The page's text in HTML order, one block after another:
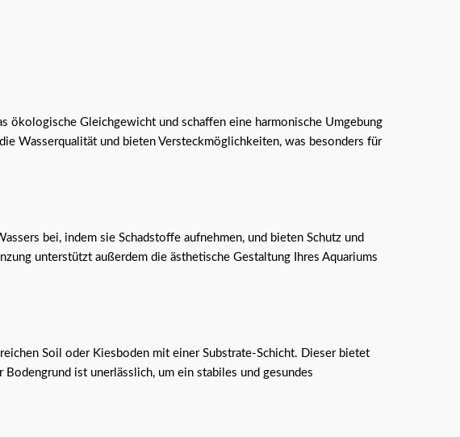
ökologische Gleichgewicht und schaffen eine harmonische Umgebung
Wasserqualität und bieten Versteckmöglichkeiten, was besonders für
bei, indem sie Schadstoffe aufnehmen, und bieten Schutz und
unterstützt außerdem die ästhetische Gestaltung Ihres Aquariums
Soil oder Kiesboden mit einer Substrate-Schicht. Dieser bietet
ist unerlässlich, um ein stabiles und gesundes